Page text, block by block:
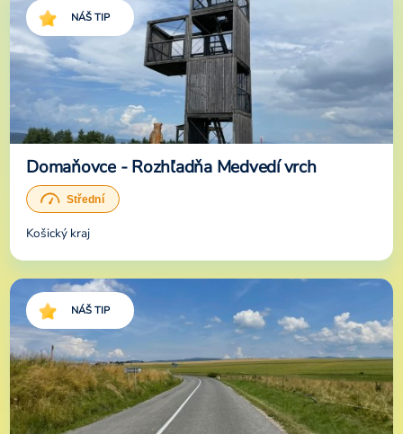
NÁŠ TIP
Domaňovce - Rozhľadňa Medvedí vrch
Košický kraj
NÁŠ TIP